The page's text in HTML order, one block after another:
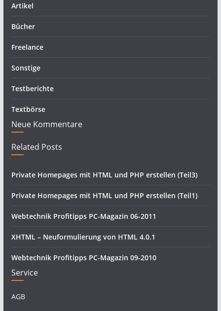
Artikel
Bücher
Freelance
Sonstige
Testberichte
Textbörse
Neue Kommentare
Related Posts
Private Homepages mit HTML und PHP erstellen (Teil3)
Private Homepages mit HTML und PHP erstellen (Teil1)
Webtechnik Profitipps PC-Magazin 06-2011
XHTML – Neuformulierung von HTML 4.0.1
Webtechnik Profitipps PC-Magazin 09-2010
Service
AGB